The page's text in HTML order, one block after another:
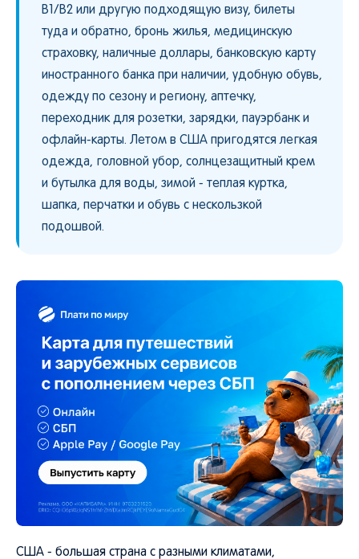
B1/B2 или другую подходящую визу, билеты
туда и обратно, бронь жилья, медицинскую
страховку, наличные доллары, банковскую карту
иностранного банка при наличии, удобную обувь,
одежду по сезону и региону, аптечку,
переходник для розетки, зарядки, пауэрбанк и
офлайн-карты. Летом в США пригодятся легкая
одежда, головной убор, солнцезащитный крем
и бутылка для воды, зимой - теплая куртка,
шапка, перчатки и обувь с нескользкой
подошвой.
США - большая страна с разными климатами,